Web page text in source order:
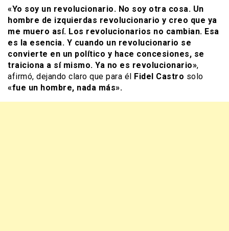
«Yo soy un revolucionario. No soy otra cosa. Un
hombre de izquierdas revolucionario y creo que ya
me muero así. Los revolucionarios no cambian. Esa
es la esencia. Y cuando un revolucionario se
convierte en un político y hace concesiones, se
traiciona a sí mismo. Ya no es revolucionario»,
afirmó, dejando claro que para él
Fidel Castro solo
«fue un hombre, nada más».